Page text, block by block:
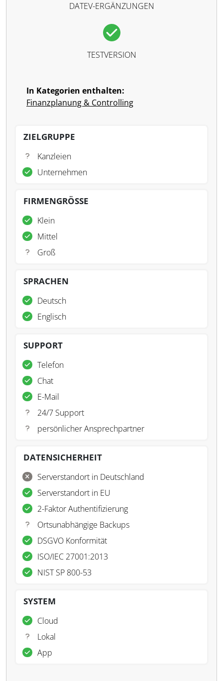
DATEV-ERGÄNZUNGEN
TESTVERSION
In Kategorien enthalten:
Finanzplanung & Controlling
ZIELGRUPPE
Kanzleien
Unternehmen
FIRMENGRÖSSE
Klein
Mittel
Groß
SPRACHEN
Deutsch
Englisch
SUPPORT
Telefon
Chat
E-Mail
24/7 Support
persönlicher Ansprechpartner
DATENSICHERHEIT
Serverstandort in Deutschland
Serverstandort in EU
2-Faktor Authentifizierung
Ortsunabhängige Backups
DSGVO Konformität
ISO/IEC 27001:2013
NIST SP 800-53
SYSTEM
Cloud
Lokal
App